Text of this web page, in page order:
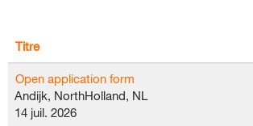
Titre
Open application form
Andijk, NorthHolland, NL
14 juil. 2026